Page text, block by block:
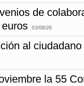
de
03/08/26
al
la 55